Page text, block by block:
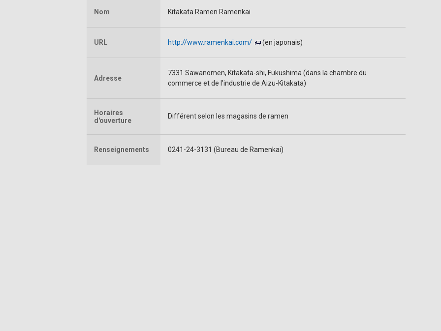
Nom Kitakata Ramen Ramenkai
URL http://www.ramenkai.com/ (en japonais)
Adresse
7331 Sawanomen, Kitakata-shi, Fukushima (dans la chambre du
commerce et de l'industrie de Aizu-Kitakata)
Horaires
d'ouverture
Différent selon les magasins de ramen
Renseignements 0241-24-3131 (Bureau de Ramenkai)